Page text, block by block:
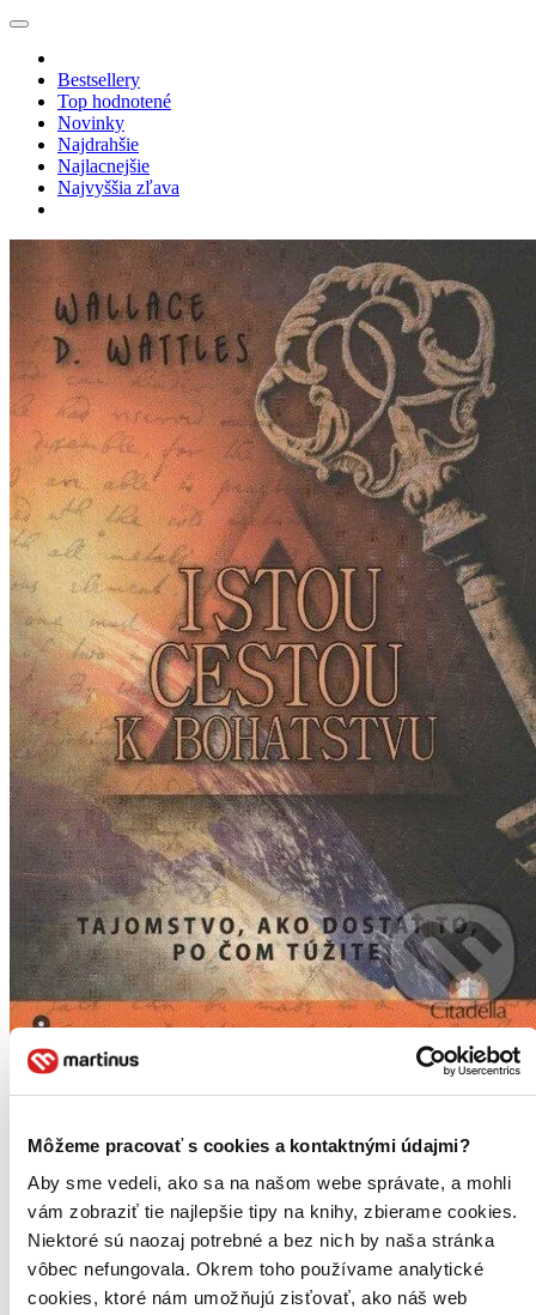
Môžeme pracovať s cookies a kontaktnými údajmi?
Aby sme vedeli, ako sa na našom webe správate, a mohli
vám zobraziť tie najlepšie tipy na knihy, zbierame cookies.
Niektoré sú naozaj potrebné a bez nich by naša stránka
vôbec nefungovala. Okrem toho používame analytické
cookies, ktoré nám umožňujú zisťovať, ako náš web
Bestsellery
Top hodnotené
Novinky
Najdrahšie
Najlacnejšie
Najvyššia zľava
Istou cestou k bohatstvu
tajomstvo, ako dostať to, po čom túžite
Wallace D. Wattles
1. diel série
Istou cestou
Táto kniha je pragmatická, nie filozofická. Je praktickým návodom,
nie výkladom o teóriách. Určená je ľuďom, ktorých
najnaliehavejšou potrebou je mať peniaze; ľuďom, ktorí si želajú
najskôr zbohatnúť a filozofovať chcú až potom. Je pre tých, ktorí
si...
Kniha brožovaná väzba